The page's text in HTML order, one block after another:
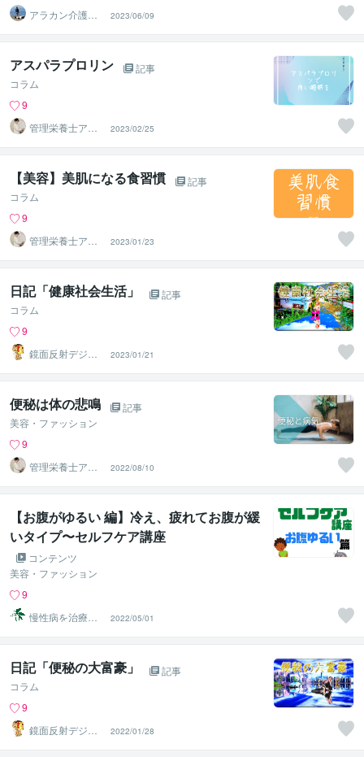
アラカン介護職
カウンセラー☆
まっと
2023/06/09
アスパラプロリン
記事
コラム
9
管理栄養士アオ
イ 村中一帆ママ
が楽する食
2023/02/25
【美容】美肌になる食習慣
記事
コラム
9
管理栄養士アオ
イ 村中一帆ママ
が楽する食
2023/01/23
日記「健康社会生活」
記事
コラム
9
鏡面反射デジタ
ルアート製作所
（鈴木穣）
2023/01/21
便秘は体の悲鳴
記事
美容・ファッション
9
管理栄養士アオ
イ 村中一帆ママ
が楽する食
2022/08/10
【お腹がゆるい 編】冷え、疲れてお腹が緩
いタイプ〜セルフケア講座
コンテンツ
美容・ファッション
9
慢性病を治療す
るRyu
2022/05/01
日記「便秘の大富豪」
記事
コラム
9
鏡面反射デジタ
ルアート製作所
（鈴木穣）
2022/01/28